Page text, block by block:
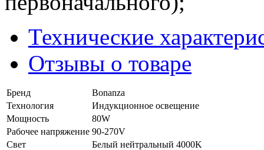
Технические
Отзывы о товаре
Бренд
Bonanza
Технология
Индукционное освещение
Мощность
80W
Рабочее напряжение 90-270V
Свет
Белый нейтральный 4000K